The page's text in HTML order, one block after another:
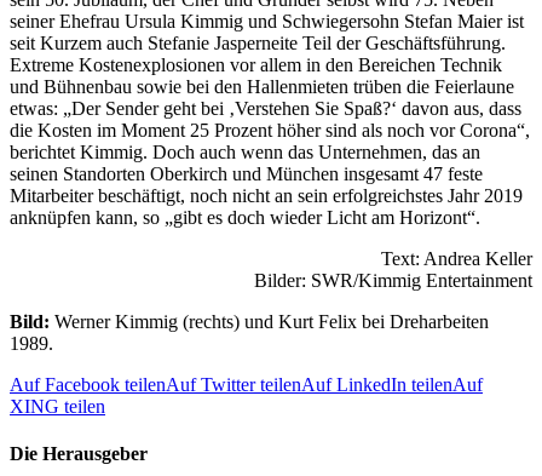
seiner Ehefrau Ursula Kimmig und Schwiegersohn Stefan Maier ist
seit Kurzem auch Stefanie Jasperneite Teil der Geschäftsführung.
Extreme Kostenexplosionen vor allem in den Bereichen Technik
und Bühnenbau sowie bei den Hallenmieten trüben die Feierlaune
etwas: „Der Sender geht bei ‚Verstehen Sie Spaß?‘ davon aus, dass
die Kosten im Moment 25 Prozent höher sind als noch vor Corona“,
berichtet Kimmig. Doch auch wenn das Unternehmen, das an
seinen Standorten Oberkirch und München insgesamt 47 feste
Mitarbeiter beschäftigt, noch nicht an sein erfolgreichstes Jahr 2019
anknüpfen kann, so „gibt es doch wieder Licht am Horizont“.
Text: Andrea Keller
Bilder: SWR/Kimmig Entertainment
Bild: Werner Kimmig (rechts) und Kurt Felix bei Dreharbeiten
1989.
Auf Facebook teilenAuf Twitter teilenAuf LinkedIn teilenAuf
XING teilen
Die Herausgeber